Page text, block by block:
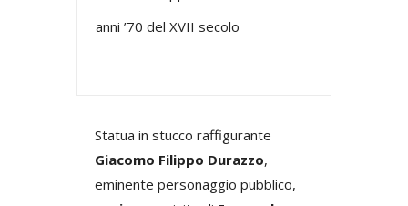
anni ’70 del XVII secolo
Statua in stucco raffigurante
Giacomo Filippo Durazzo,
eminente personaggio pubblico,